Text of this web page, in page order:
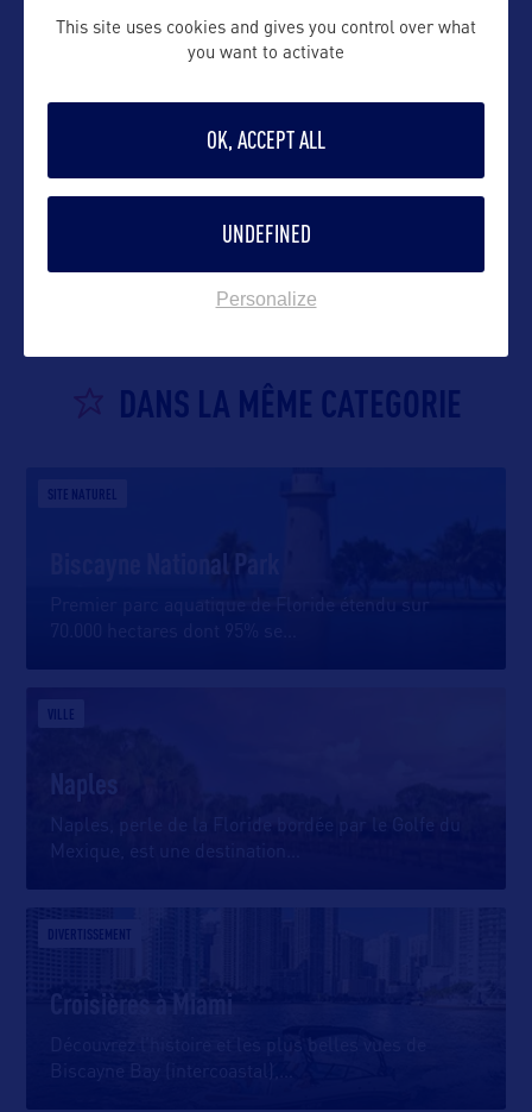
DANS LA MÊME CATEGORIE
SITE NATUREL
Biscayne National Park
Premier parc aquatique de Floride étendu sur
VILLE
Naples
Naples, perle de la Floride bordée par le Golfe du
Mexique, est une destination
DIVERTISSEMENT
Croisières à Miami
Biscayne Bay (intercoastal),
This site uses cookies and gives you control over what
you want to activate
OK, ACCEPT ALL
UNDEFINED
Personalize